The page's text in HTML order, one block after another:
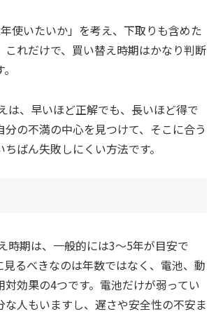
使いたいか」を考え、下取りも含めた
これだけで、買い替え時期はかなり判断
は、早いほど正解でも、長いほど得で
分の不満の中心を見つけて、そこに合う
ばん失敗しにくい方法です。
時期は、一般的には3〜5年が目安で
見るべきなのは年数ではなく、電池、動
効果の4つです。電池だけが弱ってい
な人もいますし、遅さや安全性の不安ま